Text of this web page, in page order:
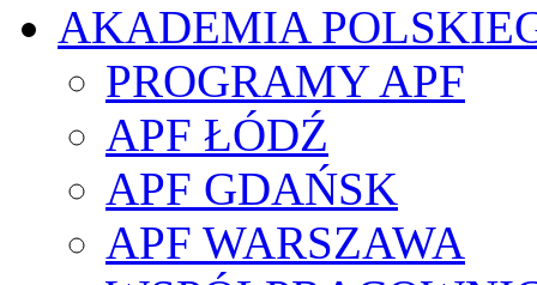
AKADEMIA
PROGRAMY APF
APF ŁÓDŹ
APF GDAŃSK
APF WARSZAWA